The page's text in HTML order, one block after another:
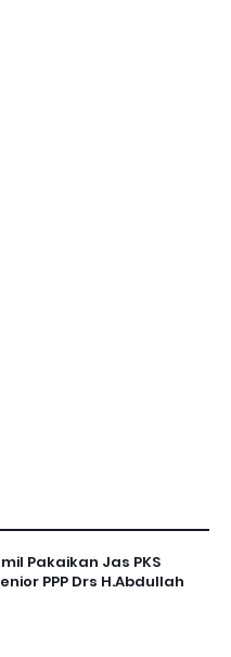
Pakaikan Jas PKS
PPP Drs H.Abdullah